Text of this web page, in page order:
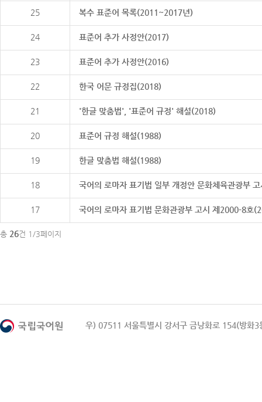
25 복수 표준어 목록(2011~2017년)
24 표준어 추가 사정안(2017)
23 표준어 추가 사정안(2016)
22 한국 어문 규정집(2018)
21 '한글 맞춤법', '표준어 규정' 해설(2018)
20 표준어 규정 해설(1988)
19 한글 맞춤법 해설(1988)
18 국어의 로마자 표기법 일부 개정안 문화체육관광부
17 국어의 로마자 표기법 문화관광부 고시 제2000-8호
총 26건 1/3페이지
우) 07511 서울특별시 강서구 금낭화로 154(방화3